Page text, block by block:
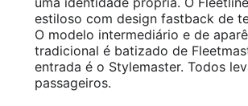
estiloso com design fastback de
O modelo intermediário e de
tradicional é batizado de
entrada é o Stylemaster. Todos
passageiros.